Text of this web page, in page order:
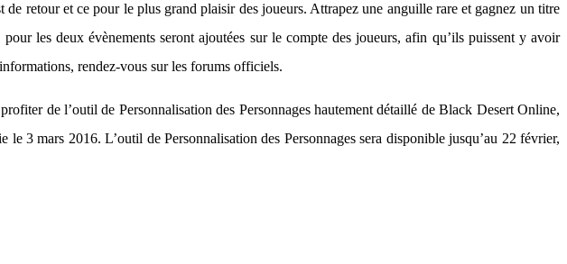
retour et ce pour le plus grand plaisir des joueurs. Attrapez une anguille rare et gagnez un titre
les deux évènements seront ajoutées sur le compte des joueurs, afin qu’ils puissent y avoir
rendez-vous sur les forums officiels.
de l’outil de Personnalisation des Personnages hautement détaillé de Black Desert Online,
3 mars 2016. L’outil de Personnalisation des Personnages sera disponible jusqu’au 22 février,